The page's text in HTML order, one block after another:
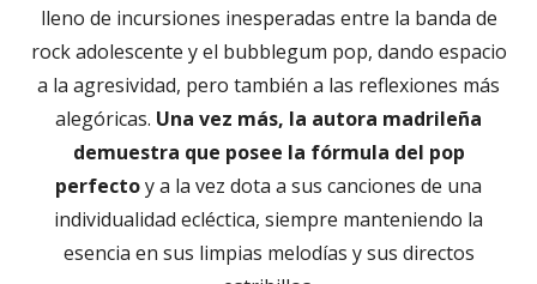
lleno de incursiones inesperadas entre la banda de
rock adolescente y el bubblegum pop, dando espacio
a la agresividad, pero también a las reflexiones más
alegóricas. Una vez más, la autora madrileña
demuestra que posee la fórmula del pop
perfectoy a la vez dota a sus canciones de una
individualidad ecléctica, siempre manteniendo la
esencia en sus limpias melodías y sus directos